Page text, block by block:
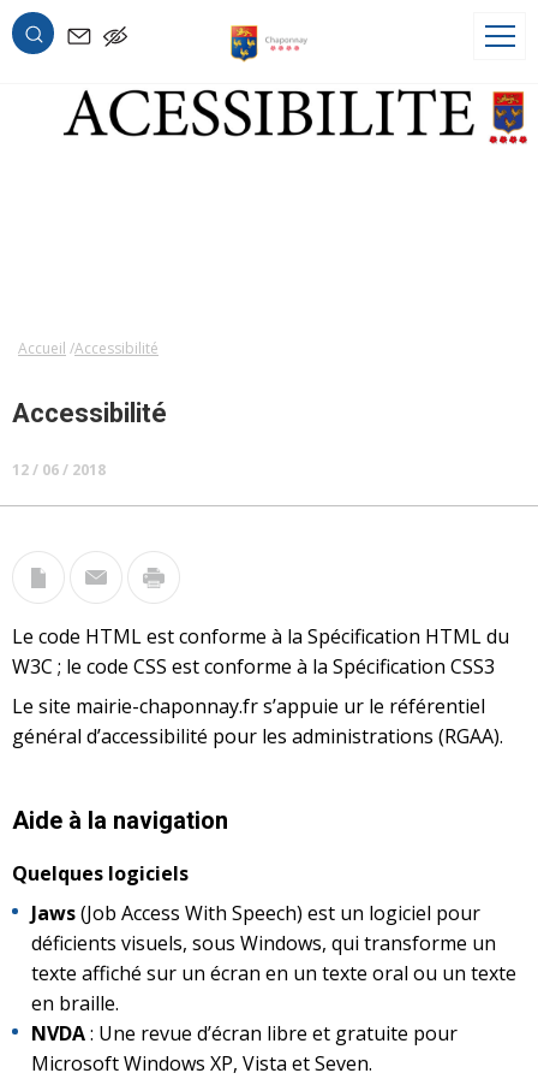
OK
Accueil Accessibilité
Accessibilité
12 / 06 / 2018
Le code HTML est conforme à la Spécification HTML du
W3C ; le code CSS est conforme à la Spécification CSS3
Le site mairie-chaponnay.fr s’appuie ur le référentiel
général d’accessibilité pour les administrations (RGAA).
Aide à la navigation
Quelques logiciels
Jaws(Job Access With Speech) est un logiciel pour
déficients visuels, sous Windows, qui transforme un
texte affiché sur un écran en un texte oral ou un texte
en braille.
NVDA: Une revue d’écran libre et gratuite pour
Microsoft Windows XP, Vista et Seven.